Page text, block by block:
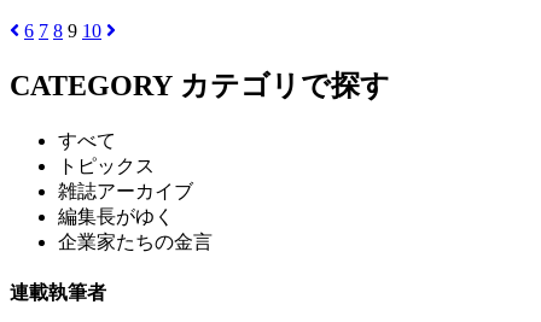
6 7 8 9 10
CATEGORY カテゴリで探す
すべて
トピックス
雑誌アーカイブ
編集長がゆく
企業家たちの金言
連載執筆者